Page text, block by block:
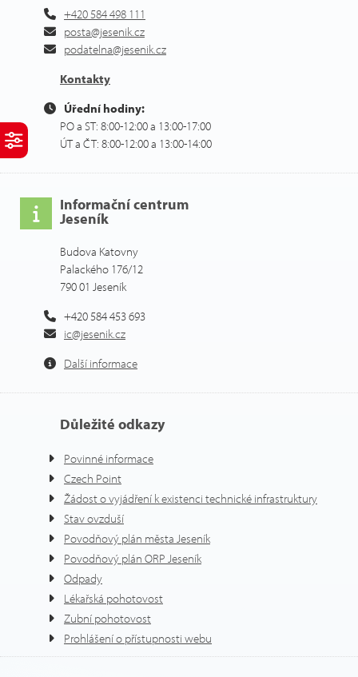
+420 584 498 111
posta@jesenik.cz
podatelna@jesenik.cz
Kontakty
Úřední hodiny:
PO a ST: 8:00-12:00 a 13:00-17:00
ÚT a ČT: 8:00-12:00 a 13:00-14:00
Informační centrum
Jeseník
Budova Katovny
Palackého 176/12
790 01 Jeseník
+420 584 453 693
ic@jesenik.cz
Další informace
Důležité odkazy
Povinné informace
Czech Point
Žádost o vyjádření k existenci technické infrastruktury
Stav ovzduší
Povodňový plán města Jeseník
Povodňový plán ORP Jeseník
Odpady
Lékařská pohotovost
Zubní pohotovost
Prohlášení o přístupnosti webu